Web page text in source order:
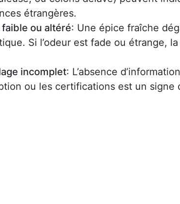
étrangères.
ou altéré: Une épice fraîche
Si l’odeur est fade ou étrange,
incomplet: L’absence
ou les certifications est un signe